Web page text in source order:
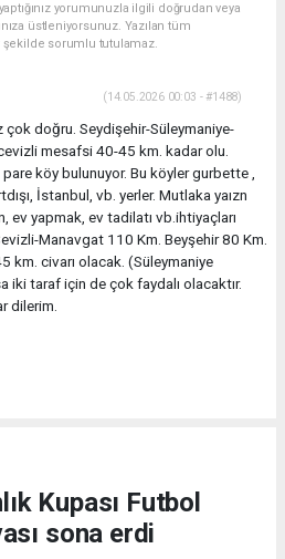
yorumunuzla ilgili doğrudan veya
üstleniyorsunuz. Yazılan tüm
sorumlu tutulamaz.
(14.05.2026 00:03 - #1488)
çok doğru. Seydişehir-Süleymaniye-
mesafsi 40-45 km. kadar olu.
köy bulunuyor. Bu köyler gurbette ,
İstanbul, vb. yerler. Mutlaka yaızn
ev yapmak, ev tadilatı vb.ihtiyaçları
Manavgat 110 Km. Beyşehir 80 Km.
km. civarı olacak. (Süleymaniye
iki taraf için de çok faydalı olacaktır.
dilerim.
Kupası Futbol
sona erdi